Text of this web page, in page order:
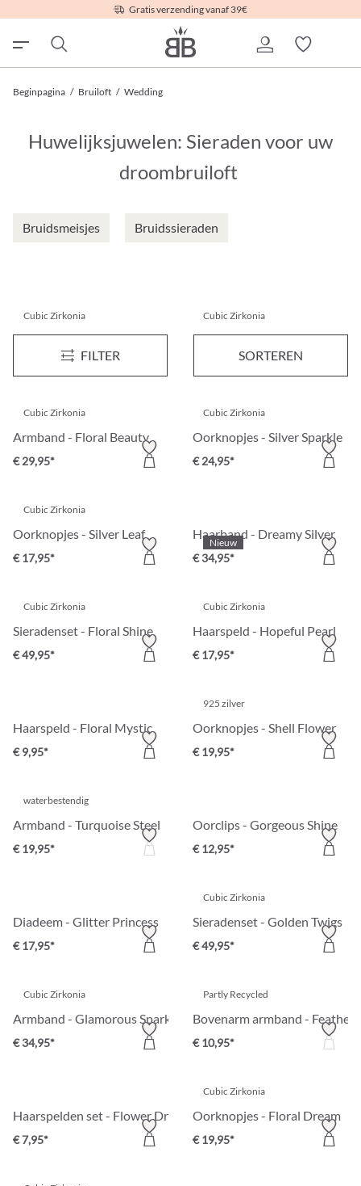
Gratis verzending vanaf 39€
Beginpagina / Bruiloft / Wedding
Huwelijksjuwelen: Sieraden voor uw
droombruiloft
Bruidsmeisjes Bruidssieraden
FILTER SORTEREN
Cubic Zirkonia
Diadem - Floral Gleam
Cubic Zirkonia
Haarkam - Elegant Leaves
Cubic Zirkonia
Armband - Floral Beauty
€ 29,95*
Cubic Zirkonia
Oorknopjes - Silver Sparkle
€ 24,95*
Cubic Zirkonia
Oorknopjes - Silver Leaf
€ 17,95*
Nieuw
Haarband - Dreamy Silver
€ 34,95*
Cubic Zirkonia
Sieradenset - Floral Shine
€ 49,95*
Cubic Zirkonia
Haarspeld - Hopeful Pearl
€ 17,95*
Haarspeld - Floral Mystic
€ 9,95*
925 zilver
Oorknopjes - Shell Flower
€ 19,95*
waterbestendig
Armband - Turquoise Steel
€ 19,95*
Oorclips - Gorgeous Shine
€ 12,95*
Diadeem - Glitter Princess
€ 17,95*
Cubic Zirkonia
Sieradenset - Golden Twigs
€ 49,95*
Cubic Zirkonia
Armband - Glamorous Spark
€ 34,95*
Partly Recycled
Bovenarm armband - Feather
€ 10,95*
Haarspelden set - Flower Dream
€ 7,95*
Cubic Zirkonia
Oorknopjes - Floral Dream
€ 19,95*